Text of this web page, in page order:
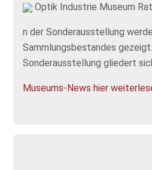
Optik Industrie Museum
n der Sonderausstellung
Sammlungsbestandes
Sonderausstellung gliedert
Museums-News hier